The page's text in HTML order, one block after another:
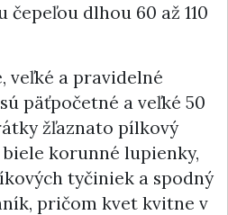
dlhou 60 až 110
veľké a pravidelné
päťpočetné a veľké 50
žľaznato pílkový
korunné lupienky,
tyčiniek a spodný
pričom kvet kvitne v